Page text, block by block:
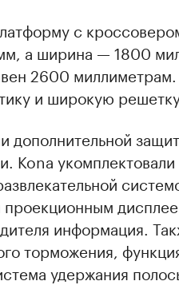
с
а ширина — 1800
2600
и широкую
дополнительной
Kona
информация.
торможения,
удержания